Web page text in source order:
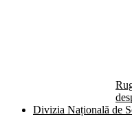
Divizia Națională de